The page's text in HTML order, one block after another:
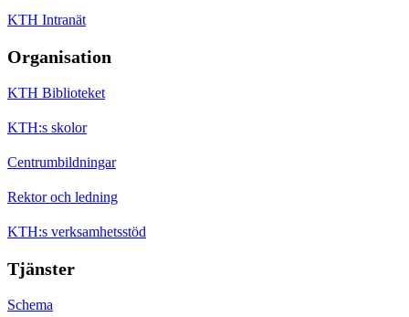
KTH Intranät
Organisation
KTH Biblioteket
KTH:s skolor
Centrumbildningar
Rektor och ledning
KTH:s verksamhetsstöd
Tjänster
Schema